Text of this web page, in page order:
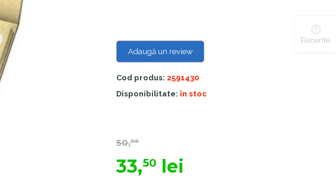
Adaugă un review
Cod produs: 2591430
Disponibilitate: în stoc
50,00
33,50 lei
Recente